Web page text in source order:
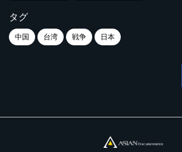
タグ
中国 台湾 戦争 日本